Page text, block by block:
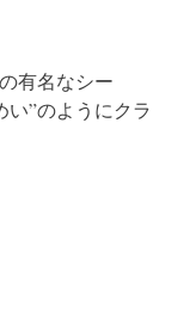
有名なシー
”のようにクラ